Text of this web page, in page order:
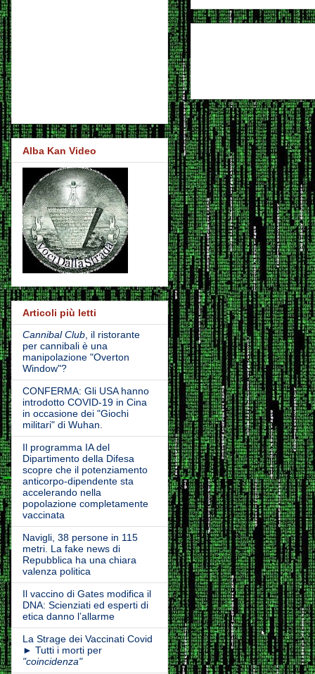
Alba Kan Video
Articoli più letti
Cannibal Club, il ristorante
per cannibali è una
manipolazione "Overton
Window"?
CONFERMA: Gli USA hanno
introdotto COVID-19 in Cina
in occasione dei "Giochi
militari" di Wuhan.
Il programma IA del
Dipartimento della Difesa
scopre che il potenziamento
anticorpo-dipendente sta
accelerando nella
popolazione completamente
vaccinata
Navigli, 38 persone in 115
metri. La fake news di
Repubblica ha una chiara
valenza politica
Il vaccino di Gates modifica il
DNA: Scienziati ed esperti di
etica danno l’allarme
La Strage dei Vaccinati Covid
► Tutti i morti per
"coincidenza"